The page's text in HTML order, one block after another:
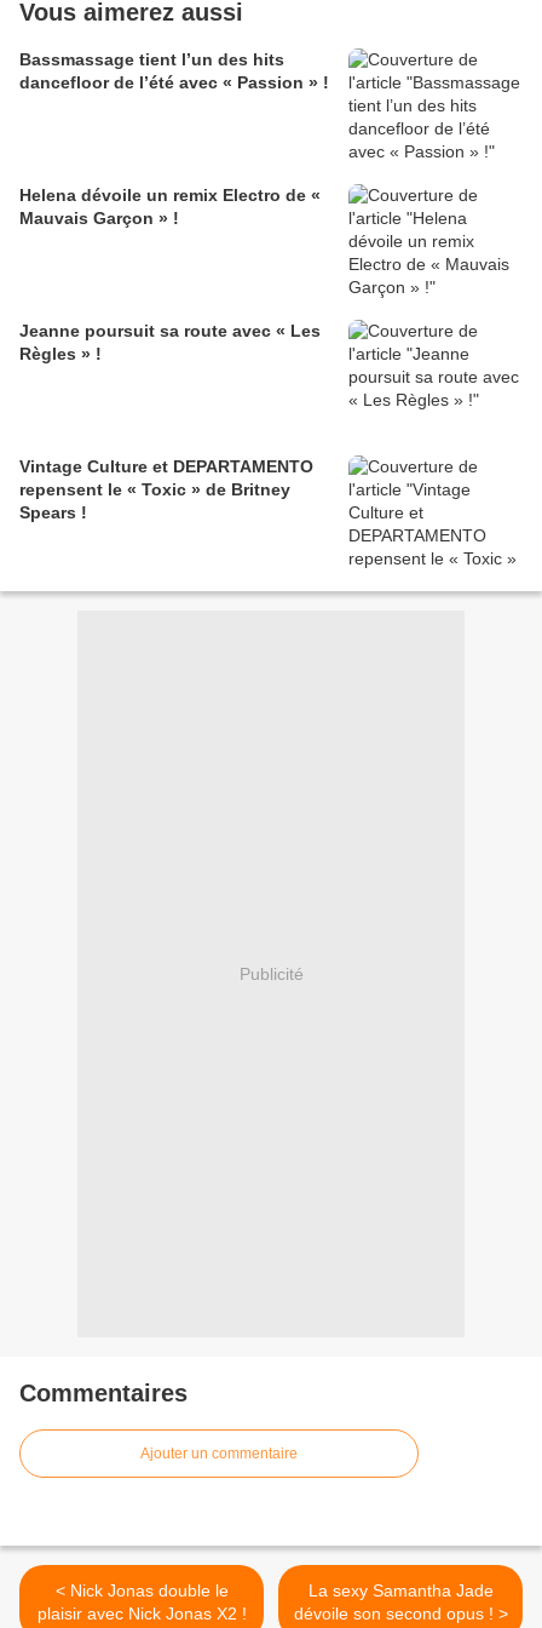
Vous aimerez aussi
Bassmassage tient l’un des hits
dancefloor de l’été avec « Passion » !
Helena dévoile un remix Electro de «
Mauvais Garçon » !
Jeanne poursuit sa route avec « Les
Règles » !
Vintage Culture et DEPARTAMENTO
repensent le « Toxic » de Britney
Spears !
Publicité
Commentaires
Ajouter un commentaire
< Nick Jonas double le
plaisir avec Nick Jonas X2 !
La sexy Samantha Jade
dévoile son second opus ! >